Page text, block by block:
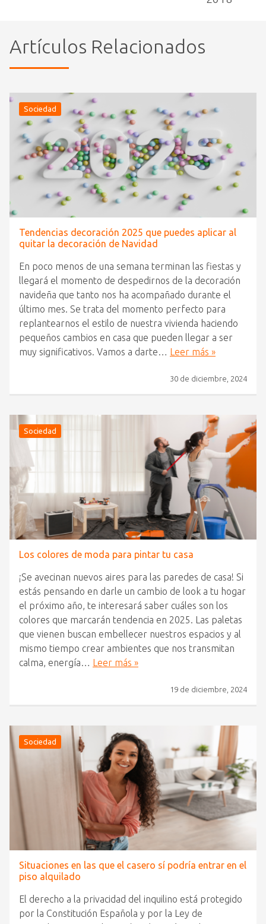
Artículos Relacionados
Sociedad
Tendencias decoración 2025 que puedes aplicar al
quitar la decoración de Navidad
En poco menos de una semana terminan las fiestas y
llegará el momento de despedirnos de la decoración
navideña que tanto nos ha acompañado durante el
último mes. Se trata del momento perfecto para
replantearnos el estilo de nuestra vivienda haciendo
pequeños cambios en casa que pueden llegar a ser
muy significativos. Vamos a darte… Leer más »
30 de diciembre, 2024
Sociedad
Los colores de moda para pintar tu casa
¡Se avecinan nuevos aires para las paredes de casa! Si
estás pensando en darle un cambio de look a tu hogar
el próximo año, te interesará saber cuáles son los
colores que marcarán tendencia en 2025. Las paletas
que vienen buscan embellecer nuestros espacios y al
mismo tiempo crear ambientes que nos transmitan
calma, energía… Leer más »
19 de diciembre, 2024
Sociedad
Situaciones en las que el casero sí podría entrar en el
piso alquilado
El derecho a la privacidad del inquilino está protegido
por la Constitución Española y por la Ley de